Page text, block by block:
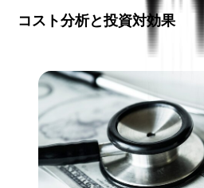
コスト分析と投資対効果